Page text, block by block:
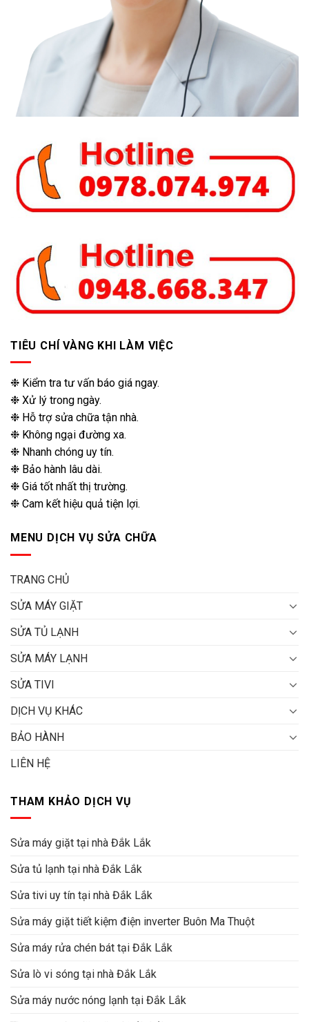
TIÊU CHÍ VÀNG KHI LÀM VIỆC
❉ Kiểm tra tư vấn báo giá ngay.
❉ Xử lý trong ngày.
❉ Hỗ trợ sửa chữa tận nhà.
❉ Không ngại đường xa.
❉ Nhanh chóng uy tín.
❉ Bảo hành lâu dài.
❉ Giá tốt nhất thị trường.
❉ Cam kết hiệu quả tiện lợi.
MENU DỊCH VỤ SỬA CHỮA
TRANG CHỦ
SỬA MÁY GIẶT
SỬA TỦ LẠNH
SỬA MÁY LẠNH
SỬA TIVI
DỊCH VỤ KHÁC
BẢO HÀNH
LIÊN HỆ
THAM KHẢO DỊCH VỤ
Sửa máy giặt tại nhà Đắk Lắk
Sửa tủ lạnh tại nhà Đắk Lắk
Sửa tivi uy tín tại nhà Đắk Lắk
Sửa máy giặt tiết kiệm điện inverter Buôn Ma Thuột
Sửa máy rửa chén bát tại Đắk Lắk
Sửa lò vi sóng tại nhà Đắk Lắk
Sửa máy nước nóng lạnh tại Đắk Lắk